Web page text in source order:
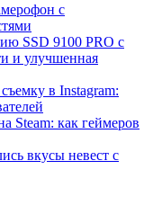
с
SSD 9100 PRO с
и улучшенная
в Instagram:
Steam: как геймеров
вкусы невест с